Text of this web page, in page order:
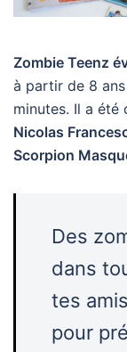
Zombie Teenz
à partir de 8
minutes. Il a été
Nicolas
Scorpion
Des
dans
tes
pour